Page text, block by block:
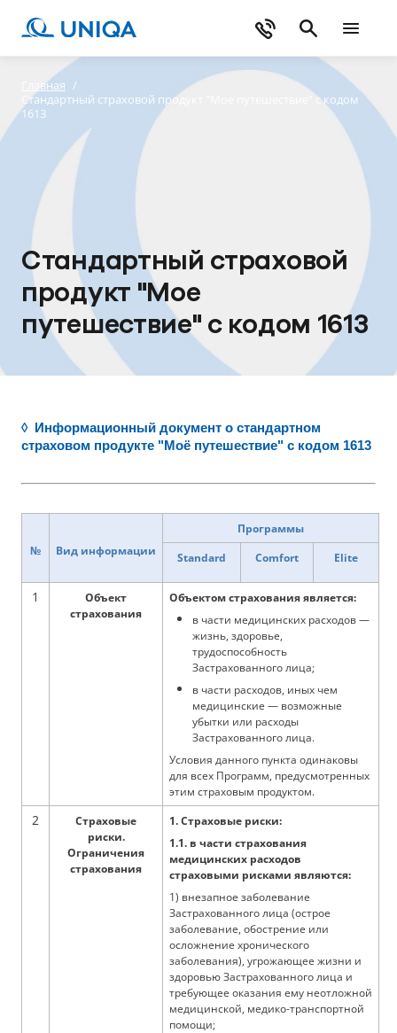
Главная /
Стандартный страховой продукт "Мое путешествие" с кодом
1613
Стандартный страховой
продукт "Мое
путешествие" с кодом 1613
◊ Информационный документ о стандартном
страховом продукте "Моё путешествие" с кодом 1613
№ Вид информации
Программы
Standard
Comfort Elite
1
Объект
страхования
Объектом страхования является:
в части медицинских расходов —
жизнь, здоровье,
трудоспособность
Застрахованного лица;
в части расходов, иных чем
медицинские — возможные
убытки или расходы
Застрахованного лица.
Условия данного пункта одинаковы
для всех Программ, предусмотренных
этим страховым продуктом.
2
Страховые
риски.
Ограничения
страхования
1. Страховые риски:
1.1. в части страхования
медицинских расходов
страховыми рисками являются:
1) внезапное заболевание
Застрахованного лица (острое
заболевание, обострение или
осложнение хронического
заболевания), угрожающее жизни и
здоровью Застрахованного лица и
требующее оказания ему неотложной
медицинской, медико-транспортной
помощи;